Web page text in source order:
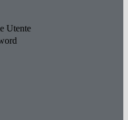
Utente